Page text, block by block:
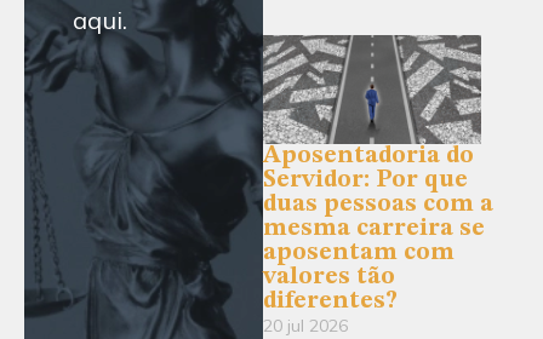
aqui.
Aposentadoria do
Servidor: Por que
duas pessoas com a
mesma carreira se
aposentam com
valores tão
diferentes?
20 jul 2026